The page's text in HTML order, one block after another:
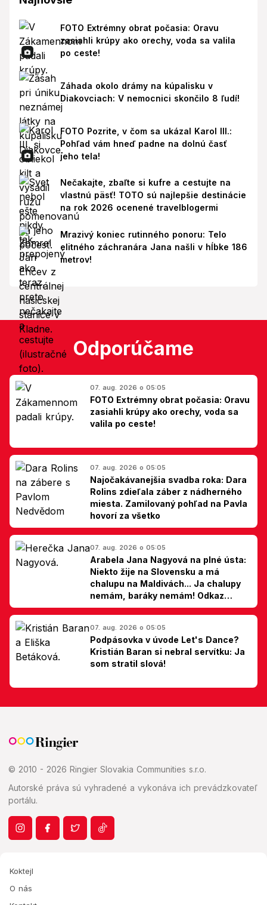
FOTO Extrémny obrat počasia: Oravu
zasiahli krúpy ako orechy, voda sa valila
po ceste!
Záhada okolo drámy na kúpalisku v
Diakovciach: V nemocnici skončilo 8 ľudí!
FOTO Pozrite, v čom sa ukázal Karol III.:
Pohľad vám hneď padne na dolnú časť
jeho tela!
Nečakajte, zbaľte si kufre a cestujte na
vlastnú päsť! TOTO sú najlepšie destinácie
na rok 2026 ocenené travelblogermi
Mrazivý koniec rutinného ponoru: Telo
elitného záchranára Jana našli v hĺbke 186
metrov!
Odporúčame
07. aug. 2026 o 05:05
FOTO Extrémny obrat počasia: Oravu
zasiahli krúpy ako orechy, voda sa
valila po ceste!
07. aug. 2026 o 05:05
Najočakávanejšia svadba roka: Dara
Rolins zdieľala záber z nádherného
miesta. Zamilovaný pohľad na Pavla
hovorí za všetko
07. aug. 2026 o 05:05
Arabela Jana Nagyová na plné ústa:
Niekto žije na Slovensku a má
chalupu na Maldivách... Ja chalupy
nemám, baráky nemám! Odkaz
Slovákom
07. aug. 2026 o 05:05
Podpásovka v úvode Let's Dance?
Kristián Baran si nebral servítku: Ja
som stratil slová!
© 2010 - 2026 Ringier Slovakia Communities s.r.o.
Autorské práva sú vyhradené a vykonáva ich prevádzkovateľ
portálu.
Koktejl
O nás